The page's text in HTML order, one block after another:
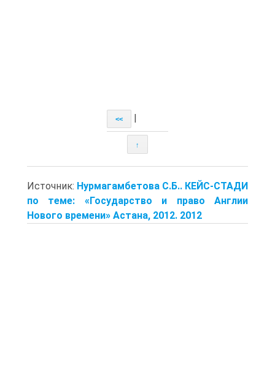
<<
↑
Источник: Нурмагамбетова С.Б.. КЕЙС-СТАДИ
по теме: «Государство и право Англии
Нового времени» Астана, 2012. 2012